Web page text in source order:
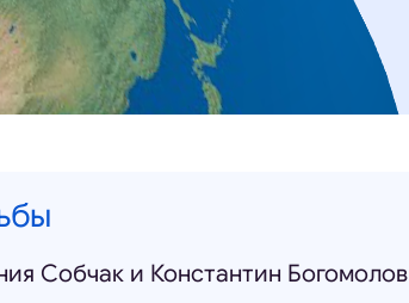
Собчак и Константин Богомолов